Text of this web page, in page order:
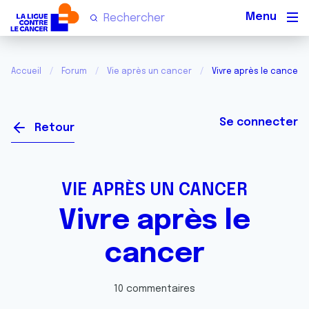
Accueil Forum Vie après un cancer Vivre après le cancer
Retour Se connecter
VIE APRÈS UN CANCER
Vivre après le
cancer
10 commentaires